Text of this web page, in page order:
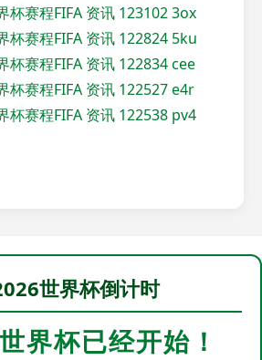
杯赛程FIFA 资讯 123102 3ox
杯赛程FIFA 资讯 122824 5ku
杯赛程FIFA 资讯 122834 cee
杯赛程FIFA 资讯 122527 e4r
杯赛程FIFA 资讯 122538 pv4
世界杯倒计时
界杯已经开始！